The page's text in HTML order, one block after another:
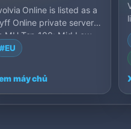
Online is listed as a
Online private server
MU Top 100: Mid Low,
#EU
máy chủ